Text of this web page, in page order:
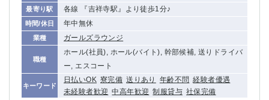
最寄り駅 各線 『吉祥寺駅』より徒歩1分♪
時間/休日 年中無休
業種 ガールズラウンジ
職種
ホール(社員), ホール(バイト), 幹部候補, 送りドライバ
ー, エスコート
キーワード
日払いOK 寮完備 送りあり 年齢不問 経験者優遇
未経験者歓迎 中高年歓迎 制服貸与 社保完備
浜松町
西葛西
中野
府中
ひばりヶ丘（北口）
学芸大学
吉祥寺（南口／公園口）
自由が丘
吉祥寺（北口／東口）
錦糸町南口